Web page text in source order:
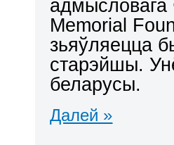
Memorial
зьяўляецца
старэйшы.
беларусы.
Далей »